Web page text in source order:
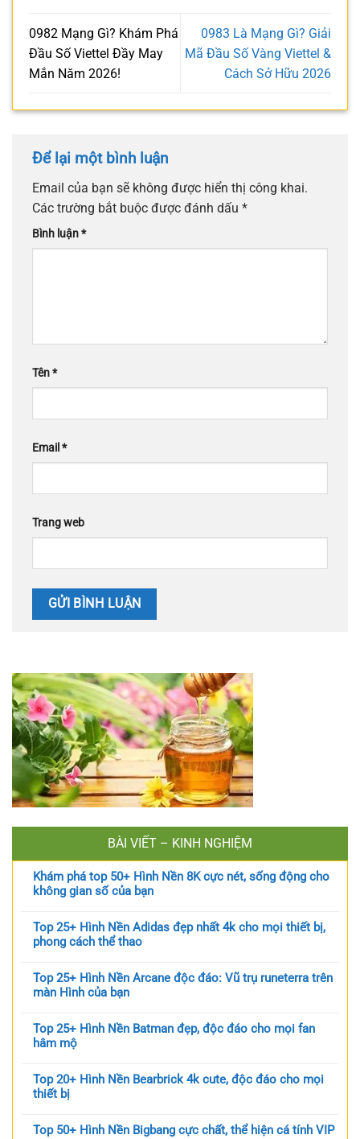
0982 Mạng Gì? Khám Phá
Đầu Số Viettel Đầy May
Mắn Năm 2026!
0983 Là Mạng Gì? Giải
Mã Đầu Số Vàng Viettel &
Cách Sở Hữu 2026
Để lại một bình luận
Email của bạn sẽ không được hiển thị công khai.
Các trường bắt buộc được đánh dấu *
Bình luận*
Tên*
Email *
Trang web
BÀI VIẾT – KINH NGHIỆM
Khám phá top 50+ Hình Nền 8K cực nét, sống động cho
không gian số của bạn
Top 25+ Hình Nền Adidas đẹp nhất 4k cho mọi thiết bị,
phong cách thể thao
Top 25+ Hình Nền Arcane độc đáo: Vũ trụ runeterra trên
màn Hình của bạn
Top 25+ Hình Nền Batman đẹp, độc đáo cho mọi fan
hâm mộ
Top 20+ Hình Nền Bearbrick 4k cute, độc đáo cho mọi
thiết bị
Top 50+ Hình Nền Bigbang cực chất, thể hiện cá tính VIP